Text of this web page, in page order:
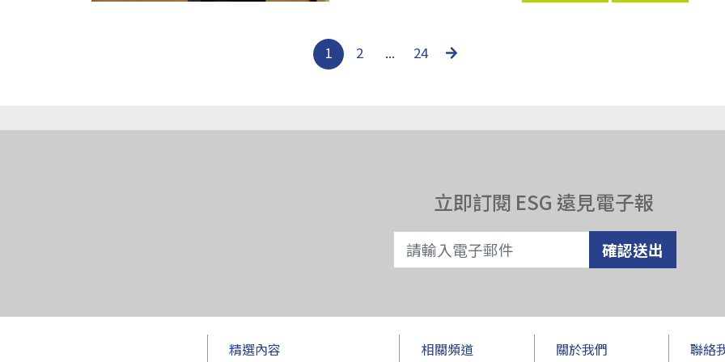
1 2 ... 24
立即訂閱 ESG 遠見電子報
確認送出
精選內容 相關頻道 關於我們 聯絡